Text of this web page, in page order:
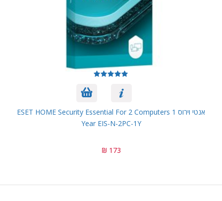
אנטי וירוס ESET HOME Security Essential For 2 Computers 1
Year EIS-N-2PC-1Y
173 ₪